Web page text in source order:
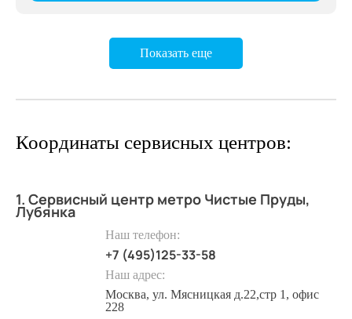
Показать еще
Координаты сервисных центров:
1. Сервисный центр метро Чистые Пруды,
Лубянка
Наш телефон:
+7 (495)125-33-58
Наш адрес:
Москва, ул. Мясницкая д.22,стр 1, офис
228